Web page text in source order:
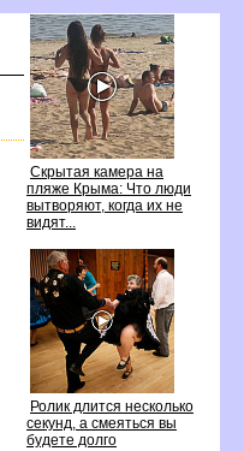
Скрытая камера на
пляже Крыма: Что люди
ытворяют, когда их не
идят...
Ролик длится несколько
секунд, а смеяться вы
удете долго